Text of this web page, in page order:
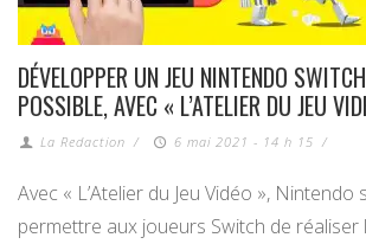
DÉVELOPPER UN JEU NINTENDO
POSSIBLE, AVEC « L’ATELIER DU JEU
La Redaction / 6 mai 2021 - 14 h 15 /
Avec « L’Atelier du Jeu Vidéo », Nintendo
permettre aux joueurs Switch de réaliser